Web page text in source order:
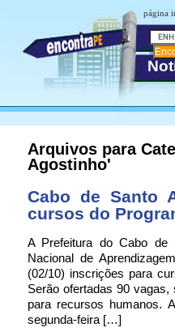
página
Arquivos para
Agostinho'
Cabo de Santo
cursos do
A Prefeitura do Cabo de
Nacional de
(02/10) inscrições para
Serão ofertadas 90
para recursos humanos.
segunda-feira […]